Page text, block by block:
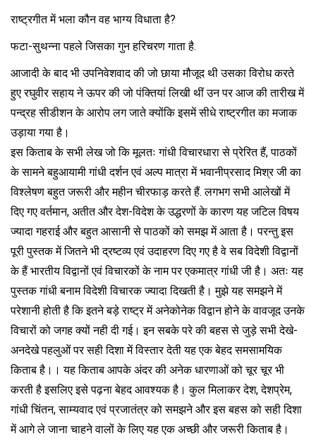
राष्ट्रगीत में भला कौन वह भाग्य विधाता है?
फटा-सुथन्ना पहले जिसका गुन हरिचरण गाता है.
आजादी के बाद भी उपनिवेशवाद की जो छाया मौजूद थी उसका विरोध करते
हुए रघुवीर सहाय ने ऊपर की जो पंक्तियां लिखी थीं उन पर आज की तारीख में
पन्द्रह सीडीशन के आरोप लग जाते क्योंकि इसमें सीधे राष्ट्रगीत का मजाक
उड़ाया गया है।
इस किताब के सभी लेख जो कि मूलतः गांधी विचारधारा से प्रेरित हैं, पाठकों
के सामने बहुआयामी गांधी दर्शन एवं अल्प मात्रा में भवानीप्रसाद मिश्र जी का
विश्लेषण बहुत जरूरी और महीन चीरफाड़ करते हैं. लगभग सभी आलेखों में
दिए गए वर्तमान, अतीत और देश-विदेश के उद्धरणों के कारण यह जटिल विषय
ज्यादा गहराई और बहुत आसानी से पाठकों को समझ में आता है। परन्तु इस
पूरी पुस्तक में जितने भी द्रष्टव्य एवं उदाहरण दिए गए है वे सब विदेशी विद्वानों
के हैं भारतीय विद्वानों एवं विचारकों के नाम पर एकमात्र गांधी जी है। अतः यह
पुस्तक गांधी बनाम विदेशी विचारक ज्यादा दिखती है। मुझे यह समझने में
परेशानी होती है कि इतने बड़े राष्ट्र में अनेकोनेक विद्वान होने के वावजूद उनके
विचारों को जगह क्यों नही दी गई। इन सबके परे की बहस से जुड़े सभी देखे-
अनदेखे पहलुओं पर सही दिशा में विस्तार देती यह एक बेहद समसामयिक
किताब है।। यह किताब आपके अंदर की अनेक धारणाओं को चूर चूर भी
करती है इसलिए इसे पढ़ना बेहद आवश्यक है। कुल मिलाकर देश, देशप्रेम,
गांधी चिंतन, साम्यवाद एवं प्रजातंत्र को समझने और इस बहस को सही दिशा
में आगे ले जाना चाहने वालों के लिए यह एक अच्छी और जरूरी किताब है।